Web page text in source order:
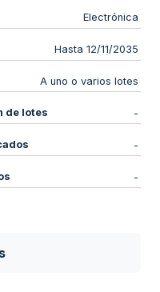
Electrónica
Hasta 12/11/2035
A uno o varios lotes
de lotes -
-
-